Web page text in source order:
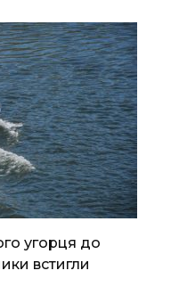
угорця до
встигли